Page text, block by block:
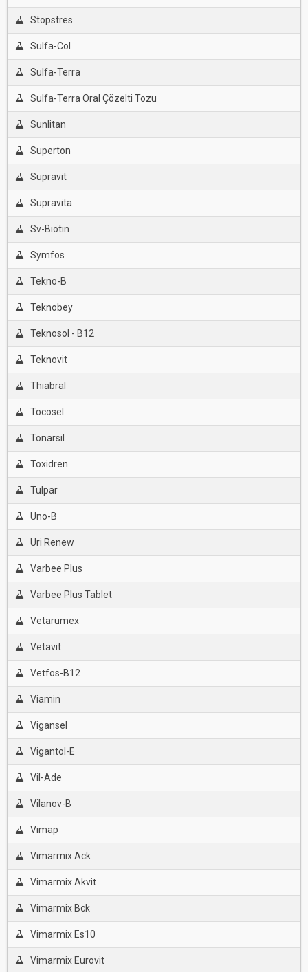
Stopstres
Sulfa-Col
Sulfa-Terra
Sulfa-Terra Oral Çözelti Tozu
Sunlitan
Superton
Supravit
Supravita
Sv-Biotin
Symfos
Tekno-B
Teknobey
Teknosol - B12
Teknovit
Thiabral
Tocosel
Tonarsil
Toxidren
Tulpar
Uno-B
Uri Renew
Varbee Plus
Varbee Plus Tablet
Vetarumex
Vetavit
Vetfos-B12
Viamin
Vigansel
Vigantol-E
Vil-Ade
Vilanov-B
Vimap
Vimarmix Ack
Vimarmix Akvit
Vimarmix Bck
Vimarmix Es10
Vimarmix Eurovit